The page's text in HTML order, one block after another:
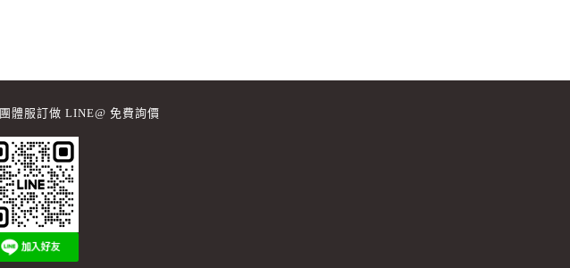
團體服訂做 LINE@ 免費詢價